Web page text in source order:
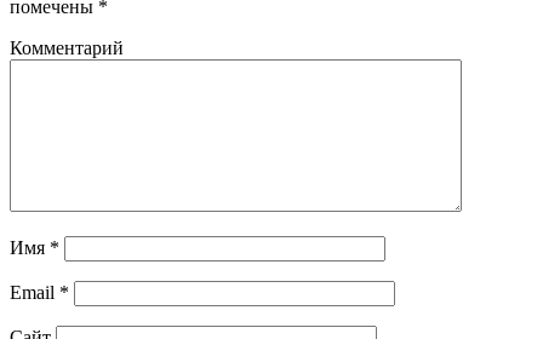
помечены *
Комментарий
Имя *
Email *